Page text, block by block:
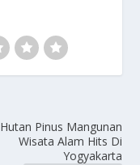
Hutan Pinus Mangunan
Wisata Alam Hits Di
Yogyakarta